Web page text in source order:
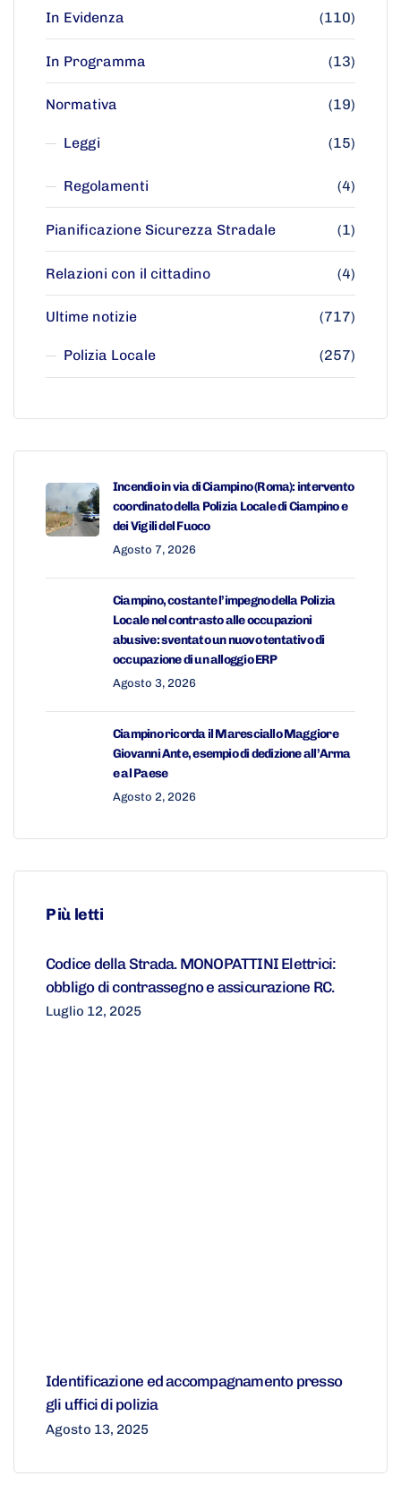
In Evidenza (110)
In Programma (13)
Normativa (19)
Leggi (15)
Regolamenti (4)
Pianificazione Sicurezza Stradale (1)
Relazioni con il cittadino (4)
Ultime notizie (717)
Polizia Locale (257)
Incendio in via di Ciampino (Roma): intervento
coordinato della Polizia Locale di Ciampino e
dei Vigili del Fuoco
Agosto 7, 2026
Ciampino, costante l’impegno della Polizia
Locale nel contrasto alle occupazioni
abusive: sventato un nuovo tentativo di
occupazione di un alloggio ERP
Agosto 3, 2026
Ciampino ricorda il Maresciallo Maggiore
Giovanni Ante, esempio di dedizione all’Arma
e al Paese
Agosto 2, 2026
Più letti
Codice della Strada. MONOPATTINI Elettrici:
obbligo di contrassegno e assicurazione RC.
Luglio 12, 2025
Identificazione ed accompagnamento presso
gli uffici di polizia
Agosto 13, 2025